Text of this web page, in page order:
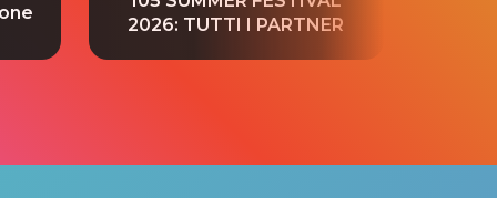
2026: TUTTI I PARTNER